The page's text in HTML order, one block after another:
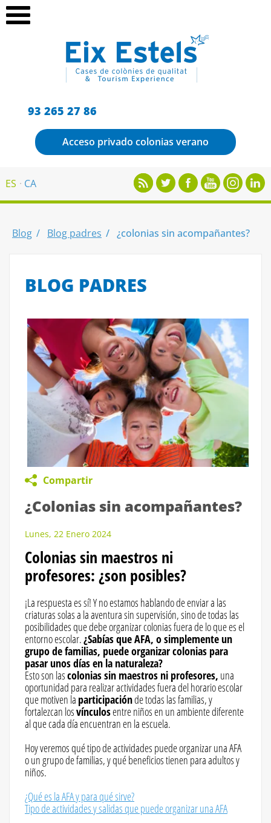
93 265 27 86
Acceso privado colonias verano
ES CA
Blog Blog padres ¿colonias sin acompañantes?
BLOG PADRES
Compartir
¿Colonias sin acompañantes?
Lunes, 22 Enero 2024
Colonias sin maestros ni
profesores: ¿son posibles?
¡La respuesta es sí! Y no estamos hablando de enviar a las
criaturas solas a la aventura sin supervisión, sino de todas las
posibilidades que debe organizar colonias fuera de lo que es el
entorno escolar.¿Sabías que AFA, o simplemente un
grupo de familias, puede organizar colonias para
pasar unos días en la naturaleza?
Esto son lascolonias sin maestros ni profesores, una
oportunidad para realizar actividades fuera del horario escolar
que motiven la participaciónde todas las familias, y
fortalezcan losvínculosentre niños en un ambiente diferente
al que cada día encuentran en la escuela.
Hoy veremos qué tipo de actividades puede organizar una AFA
o un grupo de familias, y qué beneficios tienen para adultos y
niños.
¿Qué es la AFA y para qué sirve?
Tipo de actividades y salidas que puede organizar una AFA